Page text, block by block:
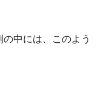
中には、このよう